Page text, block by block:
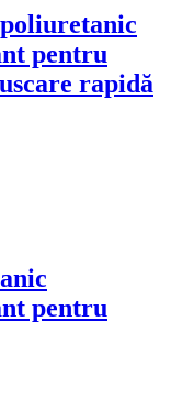
pentru
rapidă
pentru